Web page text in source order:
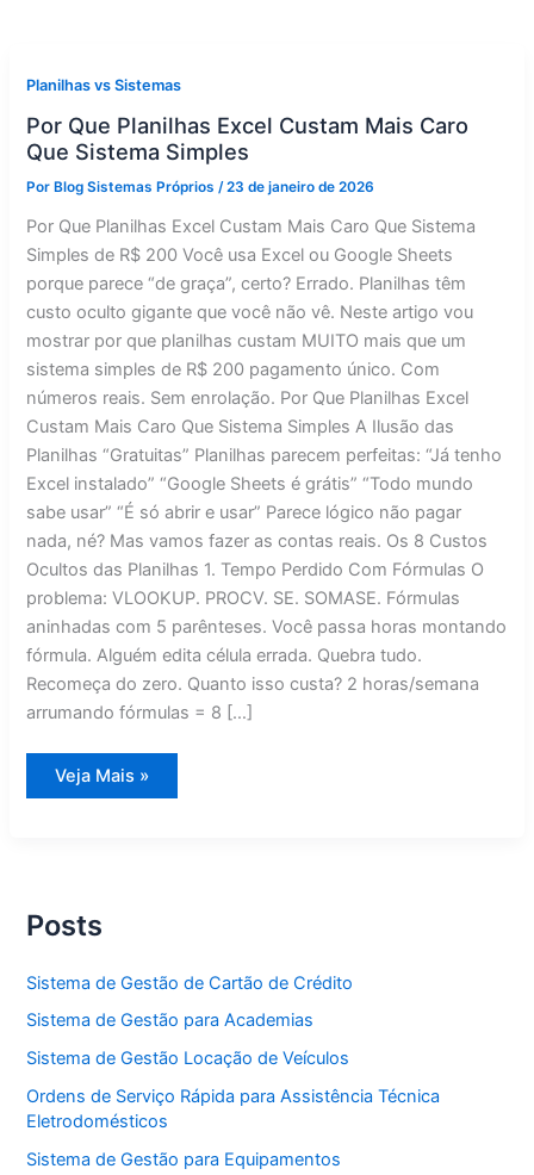
Planilhas vs Sistemas
Por Que Planilhas Excel Custam Mais Caro
Que Sistema Simples
Por Blog Sistemas Próprios/23 de janeiro de 2026
Por Que Planilhas Excel Custam Mais Caro Que Sistema
Simples de R$ 200 Você usa Excel ou Google Sheets
porque parece “de graça”, certo? Errado. Planilhas têm
custo oculto gigante que você não vê. Neste artigo vou
mostrar por que planilhas custam MUITO mais que um
sistema simples de R$ 200 pagamento único. Com
números reais. Sem enrolação. Por Que Planilhas Excel
Custam Mais Caro Que Sistema Simples A Ilusão das
Planilhas “Gratuitas” Planilhas parecem perfeitas: “Já tenho
Excel instalado” “Google Sheets é grátis” “Todo mundo
sabe usar” “É só abrir e usar” Parece lógico não pagar
nada, né? Mas vamos fazer as contas reais. Os 8 Custos
Ocultos das Planilhas 1. Tempo Perdido Com Fórmulas O
problema: VLOOKUP. PROCV. SE. SOMASE. Fórmulas
aninhadas com 5 parênteses. Você passa horas montando
fórmula. Alguém edita célula errada. Quebra tudo.
Recomeça do zero. Quanto isso custa? 2 horas/semana
arrumando fórmulas = 8 […]
Por
Que
Simples
Veja Mais »
Posts
Sistema de Gestão de Cartão de Crédito
Sistema de Gestão para Academias
Sistema de Gestão Locação de Veículos
Ordens de Serviço Rápida para Assistência Técnica
Eletrodomésticos
Sistema de Gestão para Equipamentos